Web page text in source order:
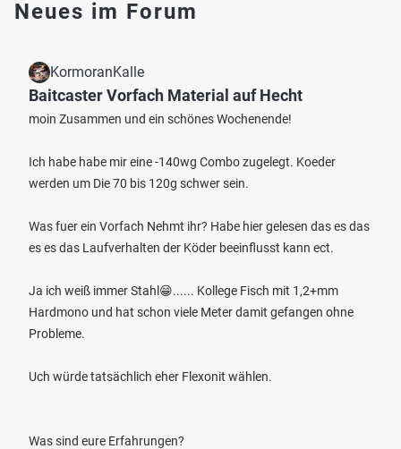
Neues im Forum
KormoranKalle
Baitcaster Vorfach Material auf Hecht
moin Zusammen und ein schönes Wochenende!
Ich habe habe mir eine -140wg Combo zugelegt. Koeder
werden um Die 70 bis 120g schwer sein.
Was fuer ein Vorfach Nehmt ihr? Habe hier gelesen das es das
es es das Laufverhalten der Köder beeinflusst kann ect.
Ja ich weiß immer Stahl😁...... Kollege Fisch mit 1,2+mm
Hardmono und hat schon viele Meter damit gefangen ohne
Probleme.
Uch würde tatsächlich eher Flexonit wählen.
Was sind eure Erfahrungen?